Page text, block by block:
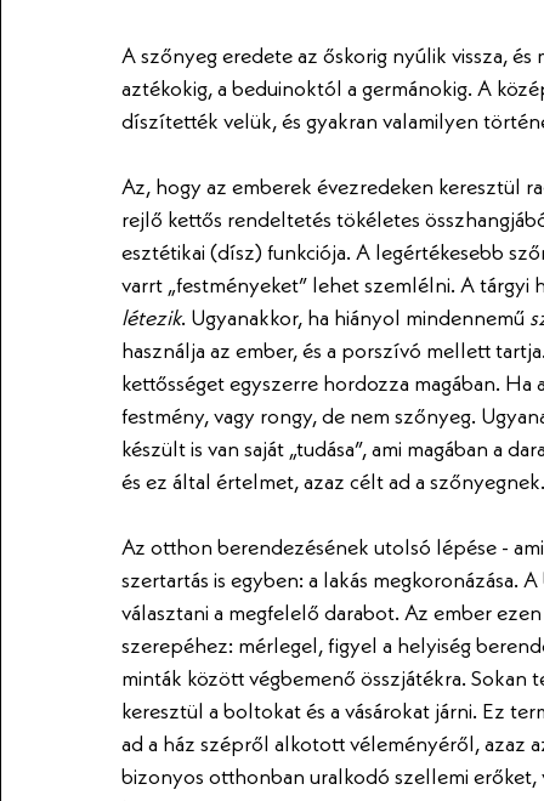
A szőnyeg eredete az őskorig nyúlik vissza,
aztékokig, a beduinoktól a germánokig. A
díszítették velük, és gyakran valamilyen
Az, hogy az emberek évezredeken keresztül
rejlő kettős rendeltetés tökéletes
esztétikai (dísz) funkciója. A legértékesebb
varrt „festményeket” lehet szemlélni. A tárgyi
létezik. Ugyanakkor, ha hiányol mindennemű
használja az ember, és a porszívó mellett
kettősséget egyszerre hordozza magában.
festmény, vagy rongy, de nem szőnyeg.
készült is van saját „tudása”, ami magában a
és ez által értelmet, azaz célt ad a
Az otthon berendezésének utolsó lépése -
szertartás is egyben: a lakás
választani a megfelelő darabot. Az ember
szerepéhez: mérlegel, figyel a helyiség
minták között végbemenő összjátékra.
keresztül a boltokat és a vásárokat járni. Ez
ad a ház szépről alkotott véleményéről, azaz
bizonyos otthonban uralkodó szellemi erőket,